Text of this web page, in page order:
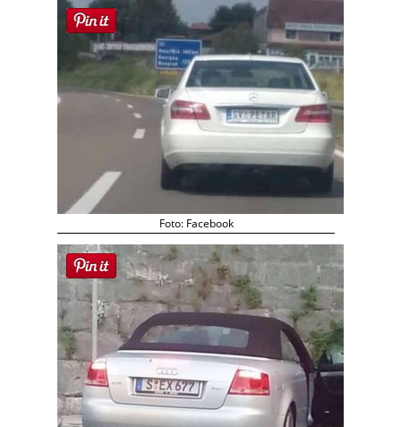
Foto: Facebook